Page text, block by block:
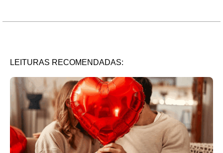
LEITURAS RECOMENDADAS: